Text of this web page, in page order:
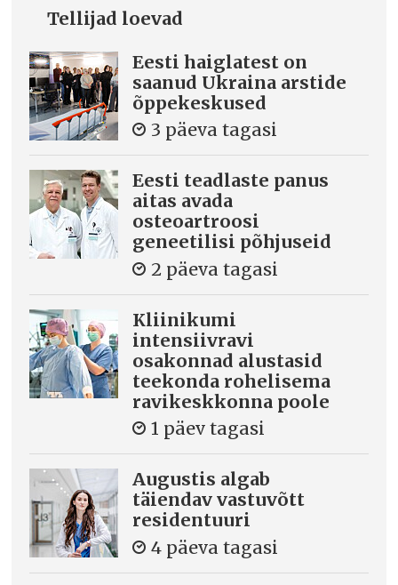
Tellijad loevad
Eesti haiglatest on
saanud Ukraina arstide
õppekeskused
3 päeva tagasi
Eesti teadlaste panus
aitas avada
osteoartroosi
geneetilisi põhjuseid
2 päeva tagasi
Kliinikumi
intensiivravi
osakonnad alustasid
teekonda rohelisema
ravikeskkonna poole
1 päev tagasi
Augustis algab
täiendav vastuvõtt
residentuuri
4 päeva tagasi